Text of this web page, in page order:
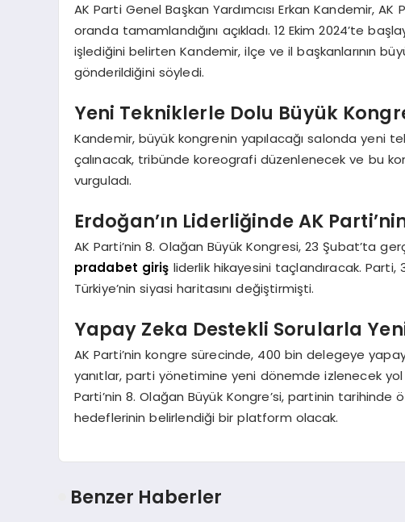
AK Parti Genel Başkan Yardımcısı Erkan Kandemir, AK
oranda tamamlandığını açıkladı. 12 Ekim 2024’te
işlediğini belirten Kandemir, ilçe ve il başkanlarının
gönderildiğini söyledi.
Yeni Tekniklerle Dolu Büyük
Kandemir, büyük kongrenin yapılacağı salonda yeni
çalınacak, tribünde koreografi düzenlenecek ve bu
vurguladı.
Erdoğan’ın Liderliğinde AK
AK Parti’nin 8. Olağan Büyük Kongresi, 23 Şubat’ta
pradabet giriş liderlik hikayesini taçlandıracak. Parti,
Türkiye’nin siyasi haritasını değiştirmişti.
Yapay Zeka Destekli Sorularla
AK Parti’nin kongre sürecinde, 400 bin delegeye
yanıtlar, parti yönetimine yeni dönemde izlenecek
Parti’nin 8. Olağan Büyük Kongre’si, partinin
hedeflerinin belirlendiği bir platform olacak.
Benzer Haberler